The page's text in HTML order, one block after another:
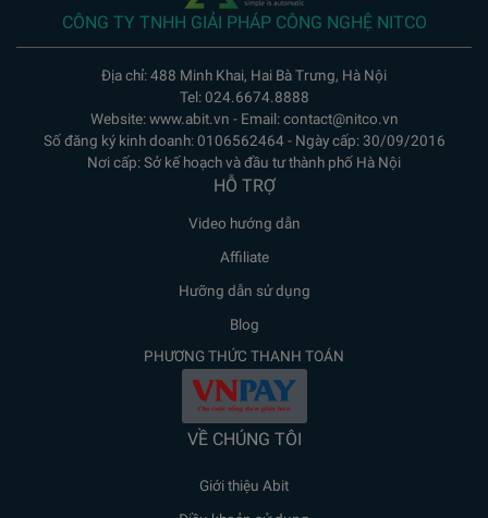
CÔNG TY TNHH GIẢI PHÁP CÔNG NGHỆ NITCO
Địa chỉ: 488 Minh Khai, Hai Bà Trưng, Hà Nội
Tel: 024.6674.8888
Website: www.abit.vn - Email: contact@nitco.vn
Số đăng ký kinh doanh: 0106562464 - Ngày cấp: 30/09/2016
Nơi cấp: Sở kế hoạch và đầu tư thành phố Hà Nội
HỖ TRỢ
Video hướng dẫn
Affiliate
Hưỡng dẫn sử dụng
Blog
PHƯƠNG THỨC THANH TOÁN
VỀ CHÚNG TÔI
Giới thiệu Abit